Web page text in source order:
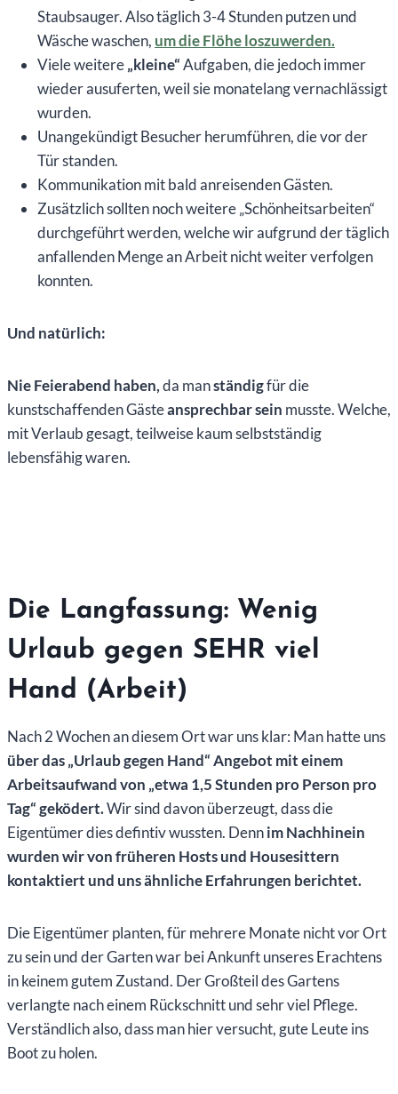
Staubsauger. Also täglich 3-4 Stunden putzen und
Wäsche waschen, um die Flöhe loszuwerden.
Viele weitere„kleine“Aufgaben, die jedoch immer
wieder ausuferten, weil sie monatelang vernachlässigt
wurden.
Unangekündigt Besucher herumführen, die vor der
Tür standen.
Kommunikation mit bald anreisenden Gästen.
Zusätzlich sollten noch weitere „Schönheitsarbeiten“
durchgeführt werden, welche wir aufgrund der täglich
anfallenden Menge an Arbeit nicht weiter verfolgen
konnten.
Und natürlich:
Nie Feierabend haben,da manständigfür die
kunstschaffenden Gästeansprechbar sein musste. Welche,
mit Verlaub gesagt, teilweise kaum selbstständig
lebensfähig waren.
Die Langfassung: Wenig
Urlaub gegen SEHR viel
Hand (Arbeit)
Nach 2 Wochen an diesem Ort war uns klar: Man hatte uns
über das „Urlaub gegen Hand“ Angebot mit einem
Arbeitsaufwand von „etwa 1,5 Stunden pro Person pro
Tag“ geködert.Wir sind davon überzeugt, dass die
Eigentümer dies defintiv wussten. Dennim Nachhinein
wurden wir von früheren Hosts und Housesittern
kontaktiert und uns ähnliche Erfahrungen berichtet.
Die Eigentümer planten, für mehrere Monate nicht vor Ort
zu sein und der Garten war bei Ankunft unseres Erachtens
in keinem gutem Zustand. Der Großteil des Gartens
verlangte nach einem Rückschnitt und sehr viel Pflege.
Verständlich also, dass man hier versucht, gute Leute ins
Boot zu holen.